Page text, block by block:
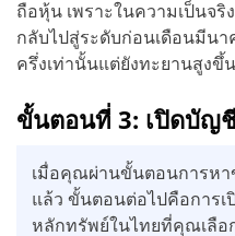
ถือหุ้น เพราะในความเป็นจริ
กลับไปสู่ระดับก่อนเดือนมีนา
ครึ่งเท่านั้นแต่ยังทะยานสูงขึ้
ขั้นตอนที่ 3: เปิดบัญ
เมื่อคุณผ่านขั้นตอนการหา
แล้ว ขั้นตอนต่อไปคือการ
หลักทรัพย์ในไทยที่คุณเลือ